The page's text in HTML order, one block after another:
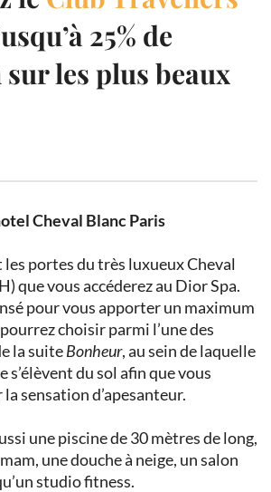
25% de
les plus beaux
Cheval Blanc Paris
les portes du très luxueux Cheval
que vous accéderez au Dior Spa.
pour vous apporter un maximum
choisir parmi l’une des
la suiteBonheur, au sein de laquelle
s’élèvent du sol afin que vous
sensation d’apesanteur.
une piscine de 30 mètres de long,
une douche à neige, un salon
studio fitness.